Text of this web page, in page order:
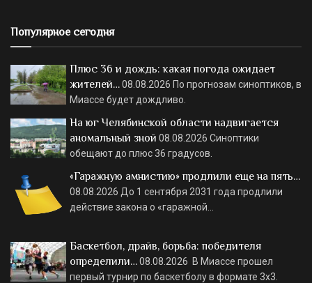
Популярное сегодня
Плюс 36 и дождь: какая погода ожидает
жителей…08.08.2026 По прогнозам синоптиков, в
Миассе будет дождливо.
На юг Челябинской области надвигается
аномальный зной 08.08.2026 Синоптики
обещают до плюс 36 градусов.
«Гаражную амнистию» продлили еще на пять…
08.08.2026 До 1 сентября 2031 года продлили
действие закона о «гаражной…
Баскетбол, драйв, борьба: победителя
определили…08.08.2026 В Миассе прошел
первый турнир по баскетболу в формате 3х3.